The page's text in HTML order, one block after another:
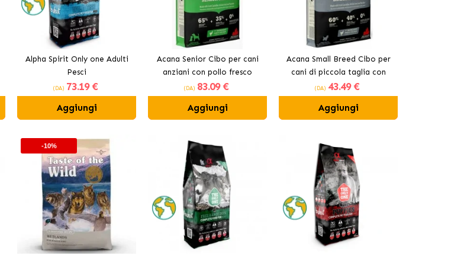
Alpha Spirit Only one Adulti
Pesci
(DA) 73.19 €
Aggiungi
Acana Senior Cibo per cani
anziani con pollo fresco
(DA) 83.09 €
Aggiungi
Acana Small Breed Cibo per
cani di piccola taglia con
pollo
(DA) 43.49 €
Aggiungi
-10%